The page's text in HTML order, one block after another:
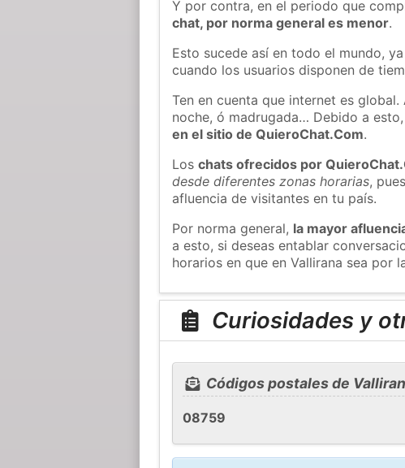
Y por contra, en el periodo que
chat, por norma general es menor.
Esto sucede así en todo el mundo,
cuando los usuarios disponen de
Ten en cuenta que internet es
noche, ó madrugada… Debido a
en el sitio de QuieroChat.Com.
Loschats ofrecidos por
desde diferentes zonas horarias,
afluencia de visitantes en tu país.
Por norma general, la mayor
a esto, si deseas entablar
horarios en que en Vallirana sea por
Curiosidades y
Códigos postales de
08759